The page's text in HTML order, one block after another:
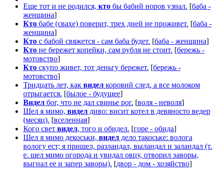
Еще тот и не родился, кто бы бабий норов узнал. [баба -
женщина]
Кто бабе (свахе) поверит, трех дней не проживет. [баба -
женщина]
Кто с бабой свяжется - сам баба будет. [баба - женщина]
Кто не бережет копейки, сам рубля не стоит. [бережь -
мотовство]
Кто скупо живет, тот деньгу бережет. [бережь -
мотовство]
Тридцать лет, как видел коровий след, а все молоком
отрыгается. [былое - будущее]
Видел бог, что не дал свинье рог. [воля - неволя]
Шел я мимо, видел диво: висит котел в девяносто ведер
(месяц). [вселенная]
Кого свет видел, того и обидел. [горе - обида]
Шел я мимо декоськи, видел дело такоське: волога
вологу ест; я пришел, разландал, выландал и заландал (т.
е. шел мимо огорода и увидал овцу, отворил эаворы,
выгнал ее и запер заворы). [двор - дом - хозяйство]